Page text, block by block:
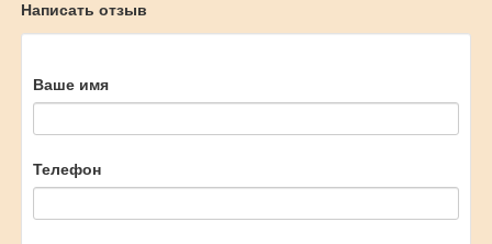
Написать отзыв
Ваше имя
Телефон